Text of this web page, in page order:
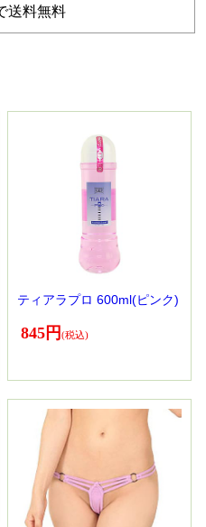
送料無料
ティアラプロ 600ml(ピンク)
845円